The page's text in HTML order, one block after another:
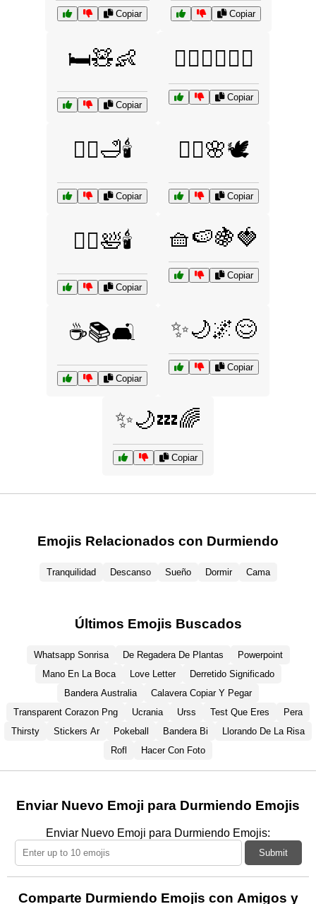
Copiar Copiar
🛏️🧸👶
Copiar
🧖‍♂️💆‍♀️🧖‍♀️
Copiar
🧖‍♂️🛁🕯️
Copiar
🧘‍♀️🌸🕊️
Copiar
🧘‍♀️🛀🕯️
Copiar
🧺🍉🍇🍓
Copiar
☕📚🛋️
Copiar
✨🌙🌌😌
Copiar
✨🌙💤🌈
Copiar
Emojis Relacionados con Durmiendo
Tranquilidad Descanso Sueño Dormir Cama
Últimos Emojis Buscados
Whatsapp Sonrisa De Regadera De Plantas
Powerpoint
Mano En La Boca
Love Letter
Derretido Significado
Bandera Australia
Calavera Copiar Y Pegar
Transparent Corazon Png
Ucrania Urss Test Que Eres
Pera
Thirsty
Stickers Ar Pokeball Bandera Bi
Llorando De La Risa
Rofl
Hacer Con Foto
Enviar Nuevo Emoji para Durmiendo Emojis
Enviar Nuevo Emoji para Durmiendo Emojis:
Submit
Comparte Durmiendo Emojis con Amigos y